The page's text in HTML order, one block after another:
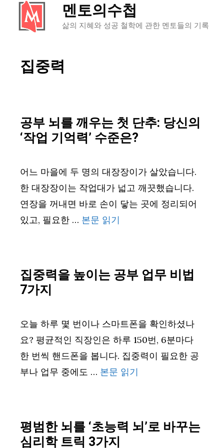
멘토의수첩
삶의 지혜와 성공 철학에 관한 멘토들의 기록
집중력
공부 뇌를 깨우는 첫 단추: 당신의
‘작업 기억력’ 수준은?
어느 마을에 두 명의 대장장이가 살았습니다.
한 대장장이는 작업대가 넓고 깨끗했습니다.
연장을 꺼내면 바로 손이 닿는 곳에 정리되어
있고, 필요한 … 본문 읽기
집중력을 높이는 공부 업무 비법
7가지
오늘 하루 몇 번이나 스마트폰을 확인하셨나
요? 평균적인 직장인은 하루 150번, 6분마다
한 번씩 핸드폰을 봅니다. 집중력이 필요한 공
부나 업무 중에도 … 본문 읽기
평범한 뇌를 ‘초능력 뇌’로 바꾸는
심리학 트릭 3가지